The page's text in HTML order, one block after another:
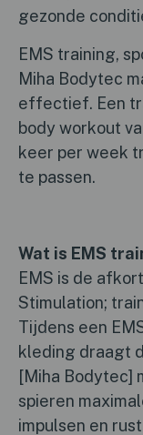
gezonde
EMS training,
Miha Bodytec
effectief. Een
body workout
keer per week
te passen.
Wat is EMS
EMS is de
Stimulation;
Tijdens een
kleding draagt
[Miha Bodytec]
spieren
impulsen en